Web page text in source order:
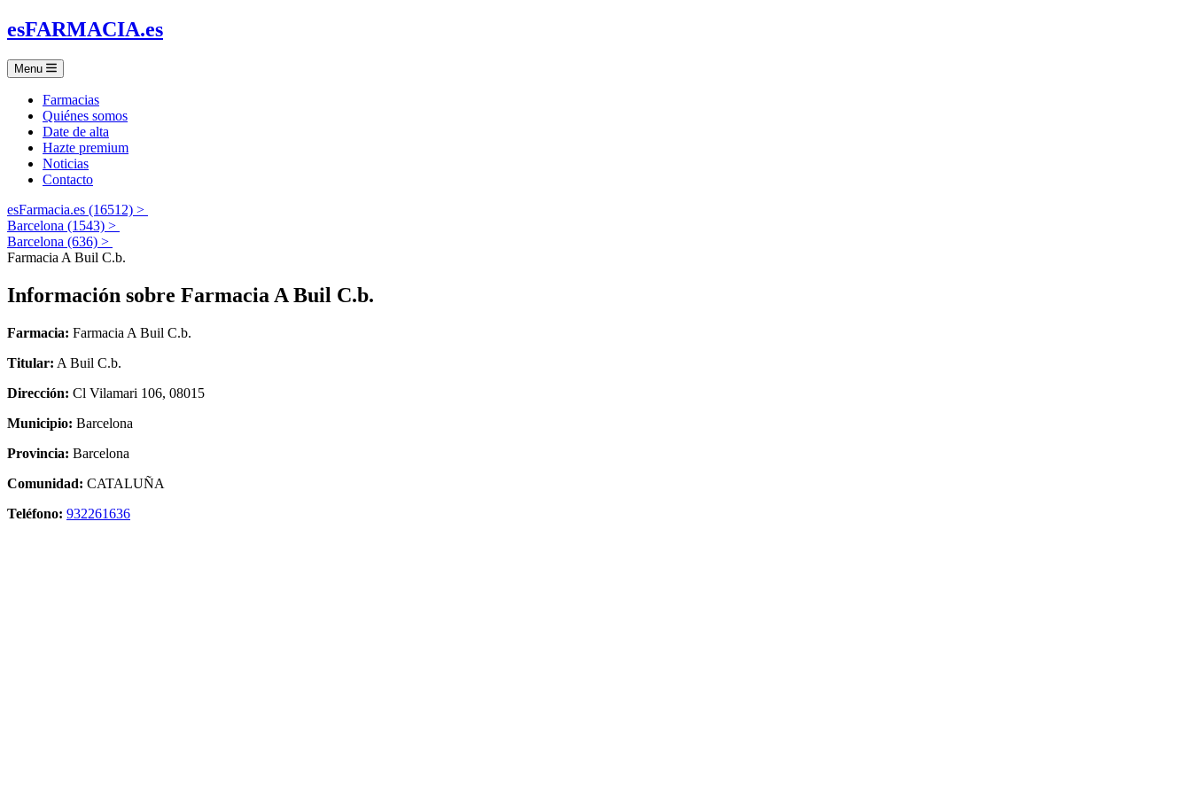
esFARMACIA.es
Menu
Farmacias
Quiénes somos
Date de alta
Hazte premium
Noticias
Contacto
esFarmacia.es (16512) >
Barcelona (1543) >
Barcelona (636) >
Farmacia A Buil C.b.
Información sobre Farmacia A Buil C.b.
Farmacia: Farmacia A Buil C.b.
Titular: A Buil C.b.
Dirección: Cl Vilamari 106, 08015
Municipio: Barcelona
Provincia: Barcelona
Comunidad: CATALUÑA
Teléfono: 932261636